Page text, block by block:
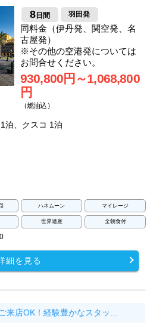
8日間 羽田発
同料金（伊丹発、関空発、名
古屋発）
※その他の空港発については
お問合せください。
930,800円～1,068,800
円
（燃油込）
泊、クスコ 1泊
ハネムーン マイレージ
世界遺産 全朝食付
細を見る
来店OK！経験豊かなスタッ…